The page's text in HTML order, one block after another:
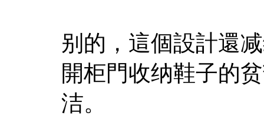
别的，這個設計還
開柜門收纳鞋子的
洁。